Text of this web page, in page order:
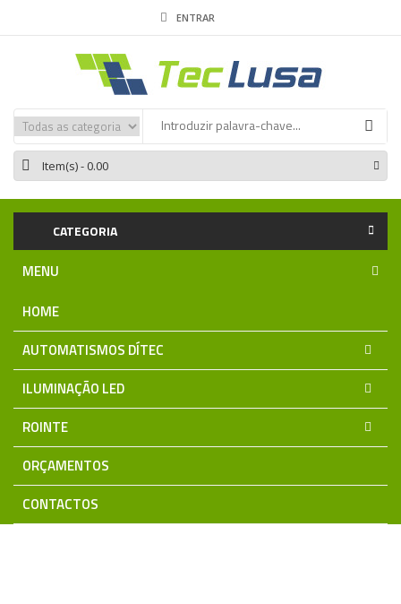
ENTRAR
Item(s)- 0.00
CATEGORIA
MENU
HOME
AUTOMATISMOS DÍTEC
ILUMINAÇÃO LED
ROINTE
ORÇAMENTOS
CONTACTOS